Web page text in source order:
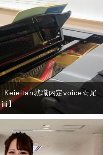
Keieitan就職内定voice☆尾
】